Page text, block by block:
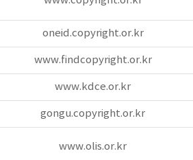
oneid.copyright.or.kr
www.findcopyright.or.kr
www.kdce.or.kr
gongu.copyright.or.kr
www.olis.or.kr